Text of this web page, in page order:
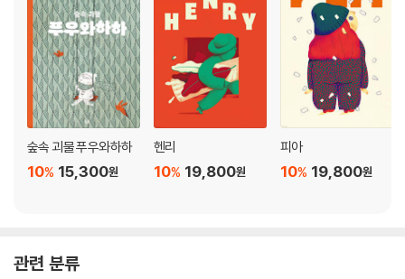
숲속 괴물 푸우와하하
15,300원
10%
헨리
19,800원
10%
피아
19,800원
10%
관련 분류